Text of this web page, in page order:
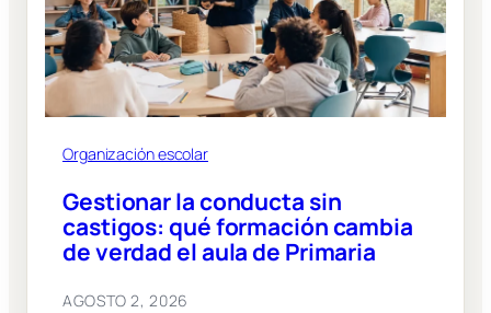
Organización escolar
Gestionar la conducta sin
castigos: qué formación cambia
de verdad el aula de Primaria
AGOSTO 2, 2026